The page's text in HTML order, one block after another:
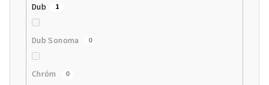
Dub 1
Dub Sonoma 0
Chróm 0